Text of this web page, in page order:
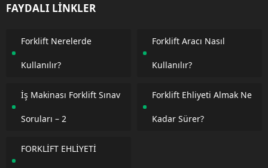
FAYDALI LİNKLER
Forklift Nerelerde
Kullanılır?
Forklift Aracı Nasıl
Kullanılır?
İş Makinası Forklift Sınav
Soruları – 2
Forklift Ehliyeti Almak Ne
Kadar Sürer?
FORKLİFT EHLİYETİ